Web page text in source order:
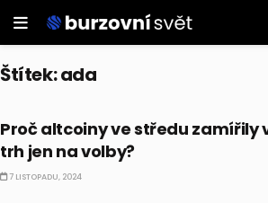
Štítek:ada
Proč altcoiny ve středu zamířily
trh jen na volby?
7 LISTOPADU, 2024